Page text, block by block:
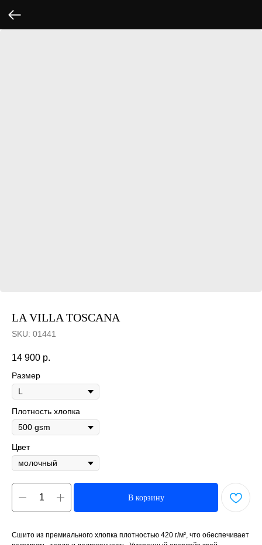
LA VILLA TOSCANA
SKU: 01441
14 900 р.
Размер
Плотность хлопка
Цвет
В корзину
Сшито из премиального хлопка плотностью 420 г/м², что обеспечивает